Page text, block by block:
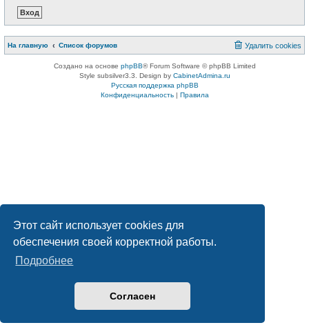
Этот сайт использует cookies для
обеспечения своей корректной работы.
Подробнее
Согласен
На главную Список форумов Удалить cookies
Создано на основе phpBB® Forum Software © phpBB Limited
Style subsilver3.3. Design by CabinetAdmina.ru
Русская поддержка phpBB
Конфиденциальность| Правила